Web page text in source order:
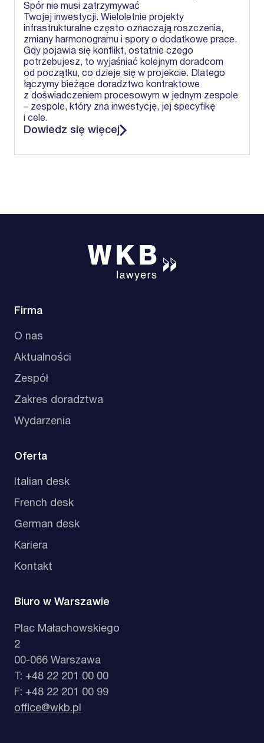
Spór nie musi zatrzymywać
Twojej inwestycji. Wieloletnie projekty
infrastrukturalne często oznaczają roszczenia,
zmiany harmonogramu i spory o dodatkowe prace.
Gdy pojawia się konflikt, ostatnie czego
potrzebujesz, to wyjaśniać kolejnym doradcom
od początku, co dzieje się w projekcie. Dlatego
łączymy bieżące doradztwo kontraktowe
z doświadczeniem procesowym w jednym zespole
– zespole, który zna inwestycję, jej specyfikę
i cele.
Dowiedz się więcej
Firma
O nas
Aktualności
Zespół
Zakres doradztwa
Wydarzenia
Oferta
Italian desk
French desk
German desk
Kariera
Kontakt
Biuro w Warszawie
Plac Małachowskiego
2
00-066 Warszawa
T: +48 22 201 00 00
F: +48 22 201 00 99
office@wkb.pl